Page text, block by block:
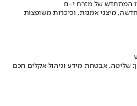
המתחדש של מזרח י-ם
מיצגי אמנות, וכיכרות משופצות
שליטה, אבטחת מידע וניהול אקלים חכם